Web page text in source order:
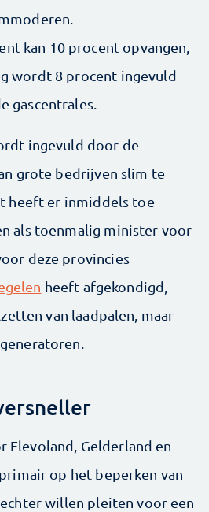
kan 10 procent opvangen,
wordt 8 procent ingevuld
gascentrales.
ingevuld door de
grote bedrijven slim te
heeft er inmiddels toe
als toenmalig minister voor
deze provincies
heeft afgekondigd,
van laadpalen, maar
Flevoland, Gelderland en
op het beperken van
willen pleiten voor een